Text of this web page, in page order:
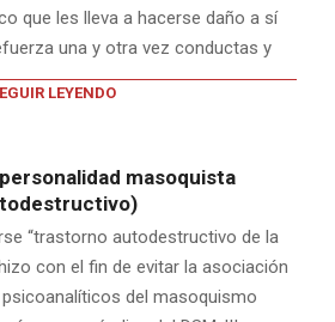
que les lleva a hacerse daño a sí
una y otra vez conductas y
LEYENDO
masoquista
“trastorno autodestructivo de la
con el fin de evitar la asociación
del masoquismo